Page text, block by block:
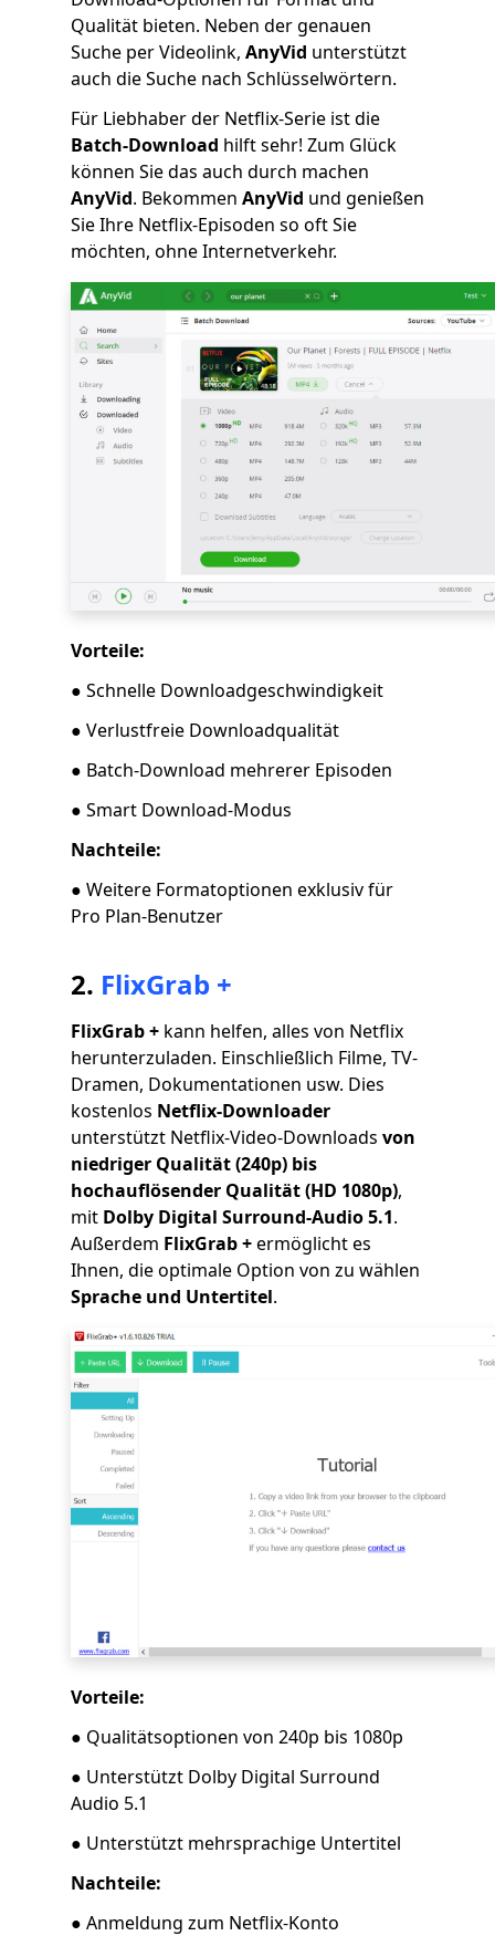
Qualität bieten. Neben der genauen
Suche per Videolink, AnyVid unterstützt
auch die Suche nach Schlüsselwörtern.
Für Liebhaber der Netflix-Serie ist die
Batch-Download hilft sehr! Zum Glück
können Sie das auch durch machen
AnyVid. Bekommen AnyVid und genießen
Sie Ihre Netflix-Episoden so oft Sie
möchten, ohne Internetverkehr.
Vorteile:
● Schnelle Downloadgeschwindigkeit
● Verlustfreie Downloadqualität
● Batch-Download mehrerer Episoden
● Smart Download-Modus
Nachteile:
● Weitere Formatoptionen exklusiv für
Pro Plan-Benutzer
2. FlixGrab +
FlixGrab + kann helfen, alles von Netflix
herunterzuladen. Einschließlich Filme, TV-
Dramen, Dokumentationen usw. Dies
kostenlos Netflix-Downloader
unterstützt Netflix-Video-Downloads von
niedriger Qualität (240p) bis
hochauflösender Qualität (HD 1080p),
mit Dolby Digital Surround-Audio 5.1.
Außerdem FlixGrab +ermöglicht es
Ihnen, die optimale Option von zu wählen
Sprache und Untertitel.
Vorteile:
● Qualitätsoptionen von 240p bis 1080p
● Unterstützt Dolby Digital Surround
Audio 5.1
● Unterstützt mehrsprachige Untertitel
Nachteile:
● Anmeldung zum Netflix-Konto